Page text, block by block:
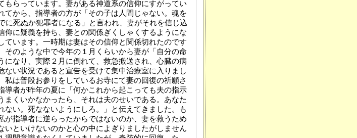
もらっています。妻がある神道系の信仰にすがってい
てから、指導者の方が「その子は人間じゃない。魂を
に死ぬか犯罪者になる」と言われ、妻がそれを信じ込
仰に疑義を持ち、妻との関係ぎくしゃくするようにな
ています。一時期は妻はその信仰と関係切れたのです
そのような中で今年の１月くらいから妻が「自分の命
になり、実際２月に倒れて、救急搬送され、心臓の病
ない状況であると宣告を受けて集中治療室に入りまし
私は普段お参りをしているお寺にて妻の回復の祈願さ
導者が昨年の夏に「何かこれから起こっても夫の指示
まくいかなかったら、それは夫のせいである。あなた
ない。死なないようにしろ。」と伝えてきました。も
が指導者に逆らったからではないのか、妻を救うため
いといけないのかと心の中によぎりましたがしません